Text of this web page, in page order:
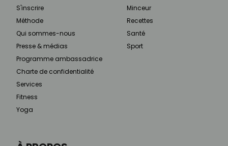
S'inscrire
Méthode
Qui sommes-nous
Presse & médias
Programme ambassadrice
Charte de confidentialité
Services
Fitness
Yoga
Minceur
Recettes
Santé
Sport